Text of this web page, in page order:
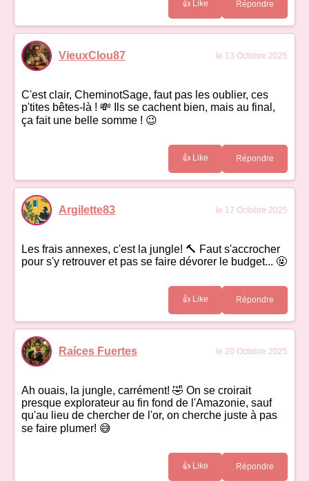
👍 Like Répondre
VieuxClou87 le 13 Octobre 2025
C'est clair, CheminotSage, faut pas les oublier, ces
p'tites bêtes-là ! 💸 Ils se cachent bien, mais au final,
ça fait une belle somme ! 😉
👍 Like Répondre
Argilette83 le 17 Octobre 2025
Les frais annexes, c'est la jungle! 🔨 Faut s'accrocher
pour s'y retrouver et pas se faire dévorer le budget... 🤬
👍 Like Répondre
Raíces Fuertes le 20 Octobre 2025
Ah ouais, la jungle, carrément! 🤣 On se croirait
presque explorateur au fin fond de l'Amazonie, sauf
qu'au lieu de chercher de l'or, on cherche juste à pas
se faire plumer! 😅
👍 Like Répondre